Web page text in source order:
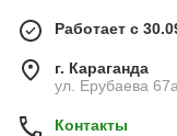
Работает с
г. Караганда
ул. Ерубаева
Контакты